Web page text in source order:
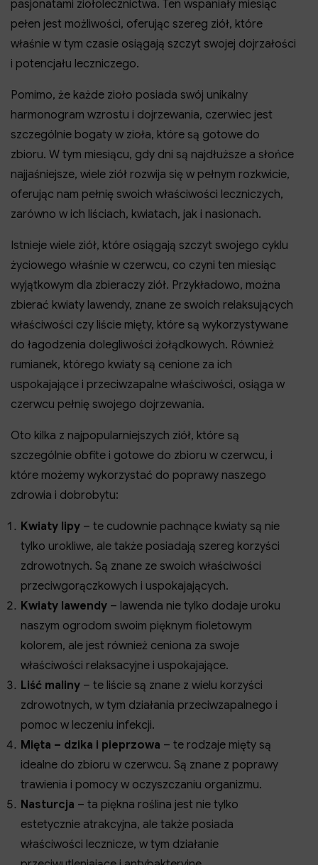
pasjonatami ziołolecznictwa. Ten wspaniały miesiąc
pełen jest możliwości, oferując szereg ziół, które
właśnie w tym czasie osiągają szczyt swojej dojrzałości
i potencjału leczniczego.
Pomimo, że każde zioło posiada swój unikalny
harmonogram wzrostu i dojrzewania, czerwiec jest
szczególnie bogaty w zioła, które są gotowe do
zbioru. W tym miesiącu, gdy dni są najdłuższe a słońce
najjaśniejsze, wiele ziół rozwija się w pełnym rozkwicie,
oferując nam pełnię swoich właściwości leczniczych,
zarówno w ich liściach, kwiatach, jak i nasionach.
Istnieje wiele ziół, które osiągają szczyt swojego cyklu
życiowego właśnie w czerwcu, co czyni ten miesiąc
wyjątkowym dla zbieraczy ziół. Przykładowo, można
zbierać kwiaty lawendy, znane ze swoich relaksujących
właściwości czy liście mięty, które są wykorzystywane
do łagodzenia dolegliwości żołądkowych. Również
rumianek, którego kwiaty są cenione za ich
uspokajające i przeciwzapalne właściwości, osiąga w
czerwcu pełnię swojego dojrzewania.
Oto kilka z najpopularniejszych ziół, które są
szczególnie obfite i gotowe do zbioru w czerwcu, i
które możemy wykorzystać do poprawy naszego
zdrowia i dobrobytu:
Kwiaty lipy – te cudownie pachnące kwiaty są nie
tylko urokliwe, ale także posiadają szereg korzyści
zdrowotnych. Są znane ze swoich właściwości
przeciwgorączkowych i uspokajających.
Kwiaty lawendy – lawenda nie tylko dodaje uroku
naszym ogrodom swoim pięknym fioletowym
kolorem, ale jest również ceniona za swoje
właściwości relaksacyjne i uspokajające.
Liść maliny – te liście są znane z wielu korzyści
zdrowotnych, w tym działania przeciwzapalnego i
pomoc w leczeniu infekcji.
Mięta – dzika i pieprzowa – te rodzaje mięty są
idealne do zbioru w czerwcu. Są znane z poprawy
trawienia i pomocy w oczyszczaniu organizmu.
Nasturcja – ta piękna roślina jest nie tylko
estetycznie atrakcyjna, ale także posiada
właściwości lecznicze, w tym działanie